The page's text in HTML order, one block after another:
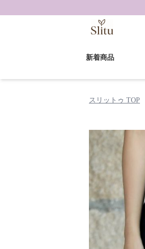
新着商品
スリットゥ TOP